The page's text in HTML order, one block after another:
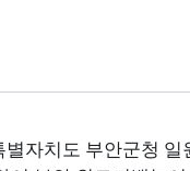
자치도 부안군청